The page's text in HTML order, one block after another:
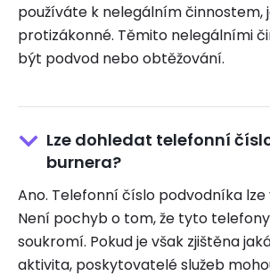
používáte k nelegálním činnostem,
protizákonné. Těmito nelegálními
být podvod nebo obtěžování.
Lze dohledat telefonní
burnera?
Ano. Telefonní číslo podvodníka lze
Není pochyb o tom, že tyto
soukromí. Pokud je však zjištěna
aktivita, poskytovatelé služeb